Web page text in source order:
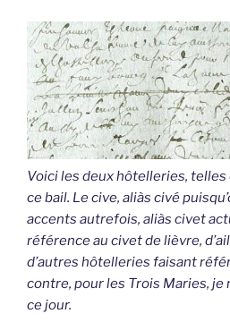
Voici les deux hôtelleries,
ce bail. Le cive, aliàs civé
accents autrefois, aliàs civet
référence au civet de lièvre,
d’autres hôtelleries faisant
contre, pour les Trois Maries, je
ce jour.